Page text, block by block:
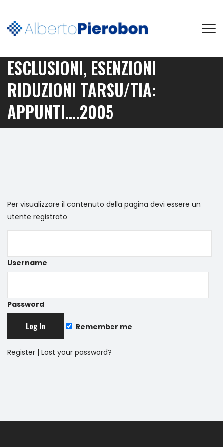
ESCLUSIONI, ESENZIONI
RIDUZIONI TARSU/TIA:
APPUNTI….2005
Per visualizzare il contenuto della pagina devi essere un
utente registrato
Username
Password
Remember me
Register | Lost your password?